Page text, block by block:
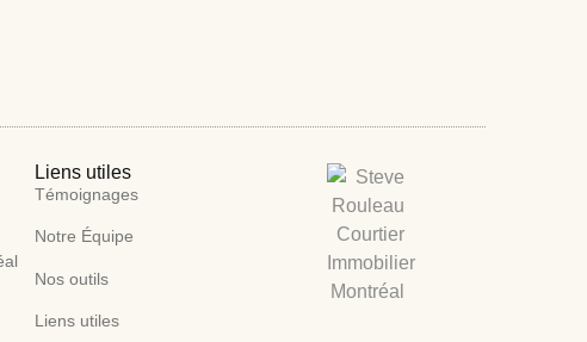
Liens utiles
Témoignages
Notre Équipe
Nos outils
Liens utiles